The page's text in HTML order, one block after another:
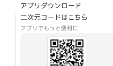
アプリダウンロード
二次元コードはこちら
アプリでもっと便利に